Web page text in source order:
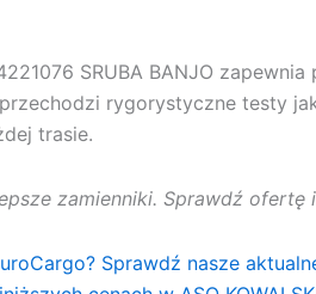
SRUBA BANJO zapewnia
rygorystyczne testy
trasie.
zamienniki. Sprawdź